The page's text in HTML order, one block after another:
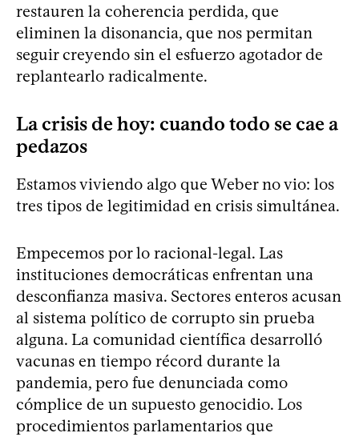
restauren la coherencia perdida, que
eliminen la disonancia, que nos permitan
seguir creyendo sin el esfuerzo agotador de
replantearlo radicalmente.
La crisis de hoy: cuando todo se cae a
pedazos
Estamos viviendo algo que Weber no vio: los
tres tipos de legitimidad en crisis simultánea.
Empecemos por lo racional-legal. Las
instituciones democráticas enfrentan una
desconfianza masiva. Sectores enteros acusan
al sistema político de corrupto sin prueba
alguna. La comunidad científica desarrolló
vacunas en tiempo récord durante la
pandemia, pero fue denunciada como
cómplice de un supuesto genocidio. Los
procedimientos parlamentarios que